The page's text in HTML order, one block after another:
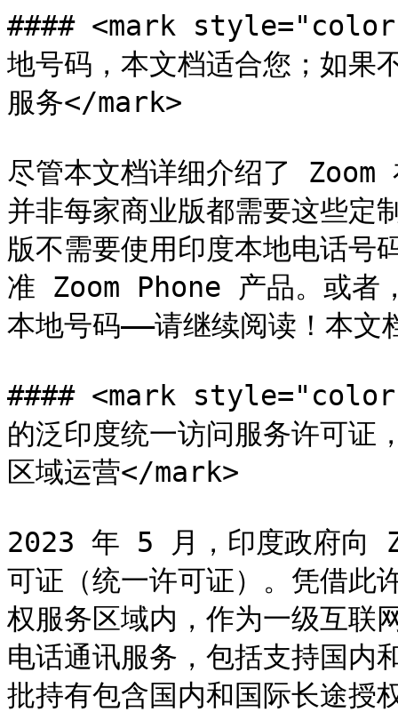
#### <mark style="color:
地号码，本文档适合您；如
服务</mark>
尽管本文档详细介绍了 Zoom
并非每家商业版都需要这些定
版不需要使用印度本地电话号
准 Zoom Phone 产品。或者
本地号码——请继续阅读！本文
#### <mark style="color:
的泛印度统一访问服务许可
区域运营</mark>
2023 年 5 月，印度政府向
可证（统一许可证）。凭借此
权服务区域内，作为一级互联
电话通讯服务，包括支持国
批持有包含国内和国际长途授